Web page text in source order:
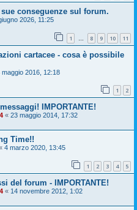
conseguenze sul forum.
2026, 11:25
1 … 8 9 10 11
cartacee - cosa è possibile
maggio 2016, 12:18
1 2
IMPORTANTE!
« 23 maggio 2014, 17:32
Time!!
4 marzo 2020, 13:45
1 2 3 4 5
del forum - IMPORTANTE!
« 14 novembre 2012, 1:02